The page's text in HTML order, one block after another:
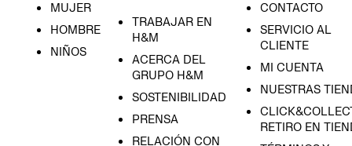
MUJER
HOMBRE
NIÑOS
TRABAJAR EN
H&M
ACERCA DEL
GRUPO H&M
SOSTENIBILIDAD
PRENSA
RELACIÓN CON
CONTACTO
SERVICIO AL
CLIENTE
MI CUENTA
NUESTRAS
RETIRO EN